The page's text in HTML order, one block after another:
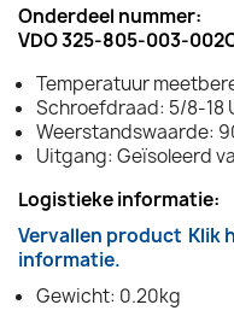
Onderdeel nummer:
VDO 325-805-003-
Temperatuur
Schroefdraad: 5/8-18
Weerstandswaarde:
Uitgang: Geïsoleerd
Logistieke informatie:
Vervallen product Klik
informatie.
Gewicht: 0.20kg